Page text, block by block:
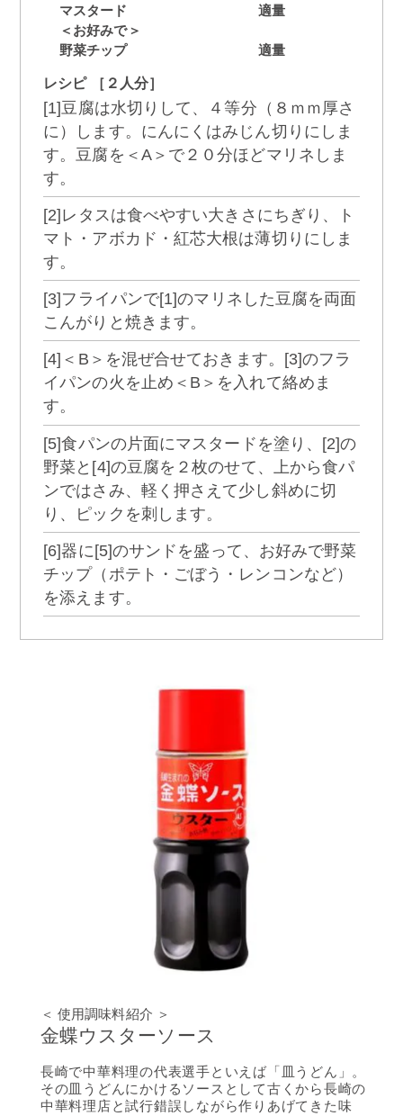
マスタード
適量
＜お好みで＞
野菜チップ
適量
レシピ ［２人分］
[1]豆腐は水切りして、４等分（８ｍｍ厚さ
に）します。にんにくはみじん切りにしま
す。豆腐を＜A＞で２０分ほどマリネしま
す。
[2]レタスは食べやすい大きさにちぎり、ト
マト・アボカド・紅芯大根は薄切りにしま
す。
[3]フライパンで[1]のマリネした豆腐を両面
こんがりと焼きます。
[4]＜B＞を混ぜ合せておきます。[3]のフラ
イパンの火を止め＜B＞を入れて絡めま
す。
[5]食パンの片面にマスタードを塗り、[2]の
野菜と[4]の豆腐を２枚のせて、上から食パ
ンではさみ、軽く押さえて少し斜めに切
り、ピックを刺します。
[6]器に[5]のサンドを盛って、お好みで野菜
チップ（ポテト・ごぼう・レンコンなど）
を添えます。
＜ 使用調味料紹介 ＞
金蝶ウスターソース
長崎で中華料理の代表選手といえば「皿うどん」。
その皿うどんにかけるソースとして古くから長崎の
中華料理店と試行錯誤しながら作りあげてきた味